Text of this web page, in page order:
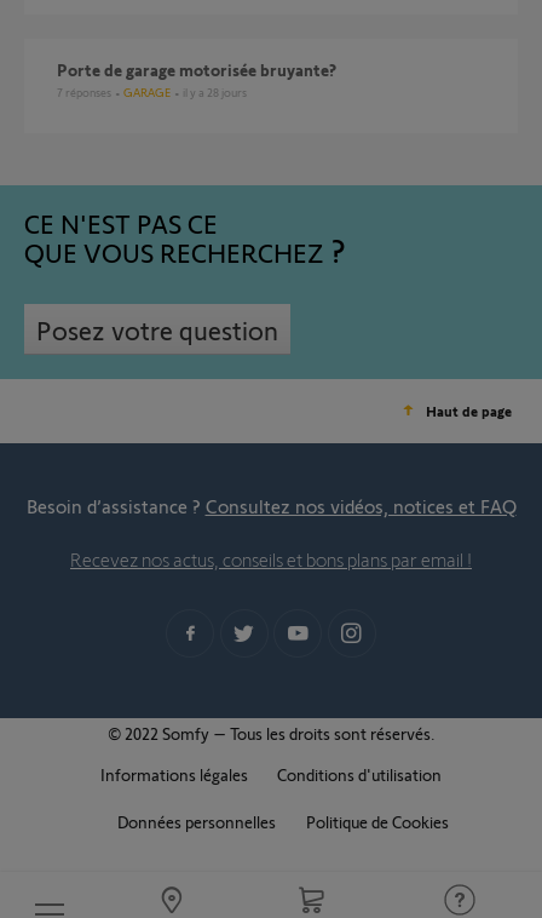
Porte de garage motorisée bruyante?
7 réponses GARAGE il y a 28 jours
CE N'EST PAS CE
QUE VOUS RECHERCHEZ
Posez votre question
Haut de page
Besoin d’assistance ? Consultez nos vidéos, notices et FAQ
Recevez nos actus, conseils et bons plans par email !
© 2022 Somfy – Tous les droits sont réservés.
Informations légales
Conditions d'utilisation
Données personnelles Politique de Cookies